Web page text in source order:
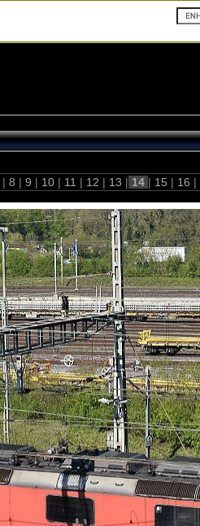
| 8 | 9 | 10 | 11 | 12 | 13 | 14 | 15 | 16 |